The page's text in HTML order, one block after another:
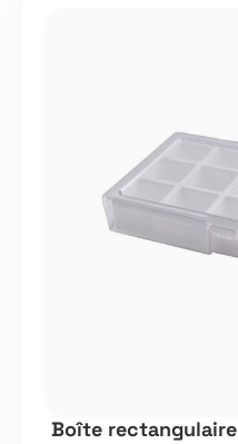
Boîte rectangulaire